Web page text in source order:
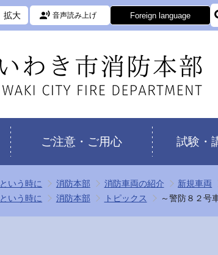
文
イ
ズ
を
拡大
に
音声読み上げ Foreign language
ご注意・ご用心 試験・
いう時に 消防本部 消防車両の紹介
新規車両
いう時に 消防本部 トピックス ～警防８２号